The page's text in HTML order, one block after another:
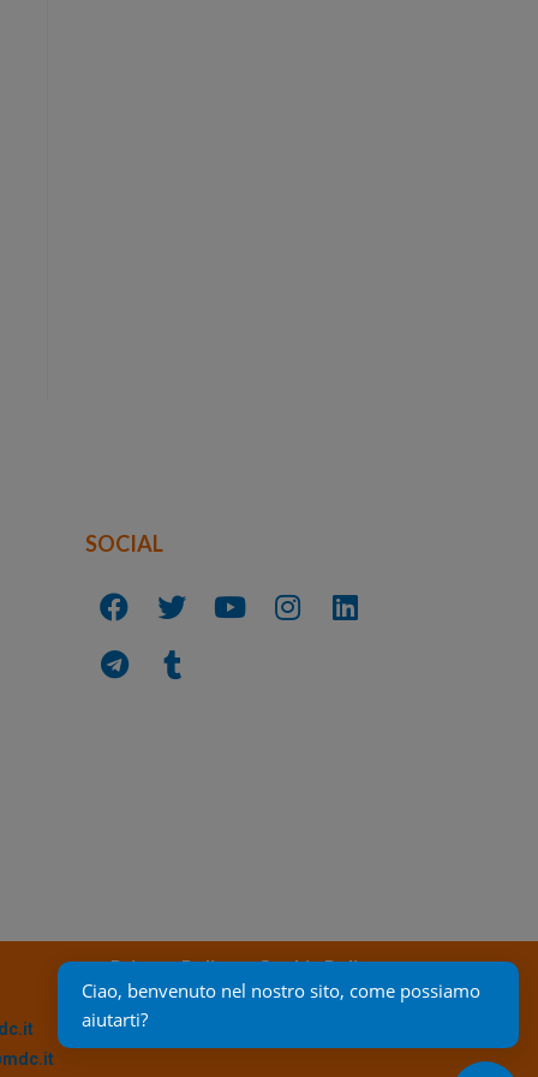
SOCIAL
Privacy Policy Cookie Policy
Ciao, benvenuto nel nostro sito, come possiamo
aiutarti?